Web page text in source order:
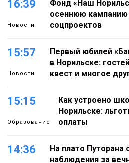
16:39
Новости
Фонд «Наш
осеннюю
соцпроектов
15:57
Новости
Первый юбилей
в Норильске:
квест и многое
15:15
Образование
Как устроено
Норильске:
оплаты
14:36
На плато Путорана
наблюдения за